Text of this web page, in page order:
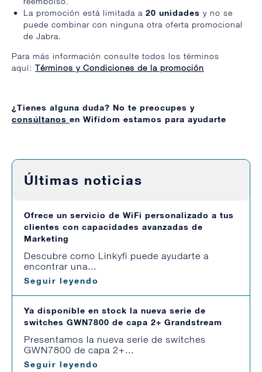
La promoción está limitada a 20 unidades y no se
puede combinar con ninguna otra oferta promocional
de Jabra.
Para más información consulte todos los términos
aquí: Términos y Condiciones de la promoción
¿Tienes alguna duda? No te preocupes y
consúltanos en Wifidom estamos para ayudarte
Últimas noticias
Ofrece un servicio de WiFi personalizado a tus
clientes con capacidades avanzadas de
Marketing
Descubre como Linkyfi puede ayudarte a
encontrar una...
Seguir leyendo
Ya disponible en stock la nueva serie de
switches GWN7800 de capa 2+ Grandstream
Presentamos la nueva serie de switches
GWN7800 de capa 2+...
Seguir leyendo